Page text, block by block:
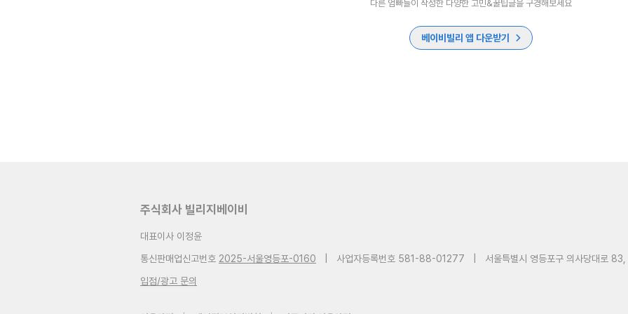
다른 엄빠들이 작성한 다양한 고민&꿀팁글을 구경해보세요
베이비빌리 앱 다운받기
주식회사 빌리지베이비
대표이사 이정윤
통신판매업신고번호 2025-서울영등포-0160 사업자등록번호 581-88-01277
서울특별시 영등포구 의사당대로
입점/광고 문의